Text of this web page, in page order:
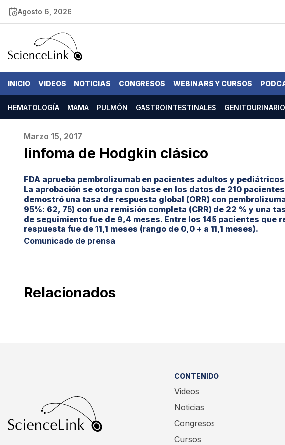
Agosto 6, 2026
INICIO VIDEOS NOTICIAS CONGRESOS WEBINARS Y CURSOS
HEMATOLOGÍA MAMA PULMÓN GASTROINTESTINALES
Marzo 15, 2017
linfoma de Hodgkin clásico
FDA aprueba pembrolizumab en pacientes adultos y
La aprobación se otorga con base en los datos de 210
demostró una tasa de respuesta global (ORR) con
95%: 62, 75) con una remisión completa (CRR) de 22 % y una
de seguimiento fue de 9,4 meses. Entre los 145 pacientes que
respuesta fue de 11,1 meses (rango de 0,0 + a 11,1 meses).
Comunicado de prensa
Relacionados
CONTENIDO
Videos
Noticias
Congresos
Cursos